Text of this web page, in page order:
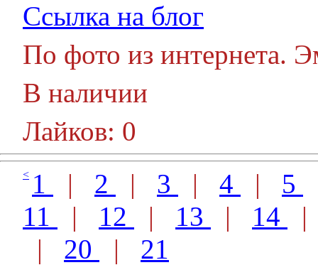
Ссылка на блог
По фото из интернета.
В наличии
Лайков: 0
< 1 | 2 | 3 | 4 | 5
11
| 12 | 13 | 14
| 20 | 21